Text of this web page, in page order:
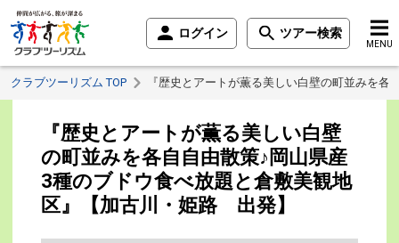
ログイン ツアー検索
MENU
クラブツーリズム TOP 『歴史とアートが薫る美しい白壁の町並みを
『歴史とアートが薫る美しい白壁
の町並みを各自自由散策♪岡山県産
3種のブドウ食べ放題と倉敷美観地
区』【加古川・姫路 出発】